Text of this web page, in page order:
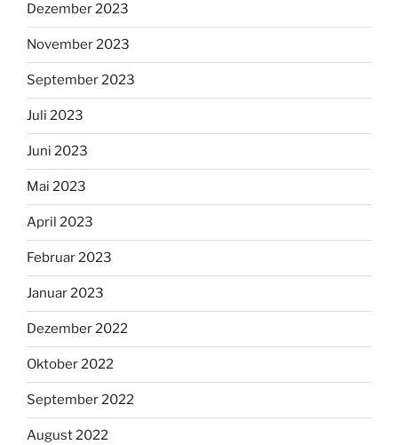
Dezember 2023
November 2023
September 2023
Juli 2023
Juni 2023
Mai 2023
April 2023
Februar 2023
Januar 2023
Dezember 2022
Oktober 2022
September 2022
August 2022